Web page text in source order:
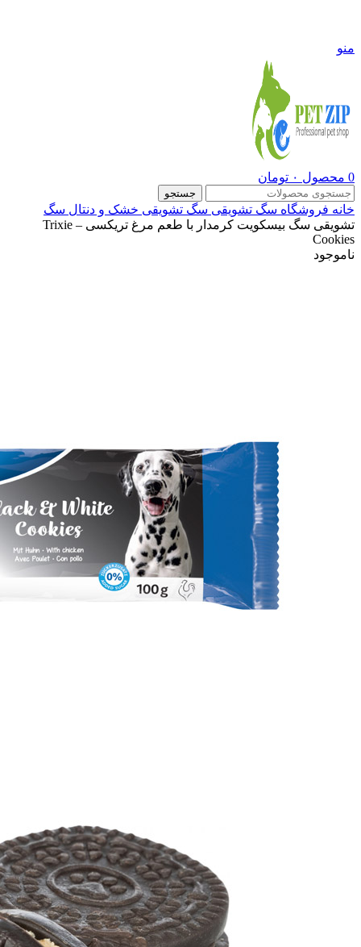
منو
0 محصول ۰ تومان
جستجو
خانه فروشگاه سگ تشویقی سگ تشویقی خشک و دنتال سگ
تشویقی سگ بیسکویت کرمدار با طعم مرغ تریکسی – Trixie
Cookies
ناموجود